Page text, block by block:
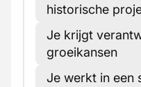
historische
Je krijgt
groeikansen
Je werkt in een